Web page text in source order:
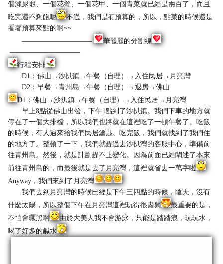
個瀨尿蝦、一個花蟹、一個花甲、一個青菜就已經是兩百了，而且
吃完還不夠飽呢
不過，我們是有預算的，所以，點菜的時候還是
看著預算來點的啊~~
——————————
華麗麗的分割線
——————————
行程安排
D1：佛山→沙扒鎮→午餐（自理）→入住民居→月亮灣
D2：早餐→青州島→午餐（自理）→退房→佛山
D1：佛山→沙扒鎮→午餐（自理）→入住民居→月亮灣
早上8點從佛山出發，下午1點到了沙扒鎮。我們下車的地方就
停在了一個大排檔，所以我們也將就在這裡吃了一頓午餐了。吃飯
的時候，有人過來給我們民居鑰匙。吃完飯，我們就找到了我們住
的地方了。整頓了一下，我們就趕過去沙扒灣的客服中心，準備前
往青州島。然後，就是計劃趕不上變化。因為前面已經闡述了本來
前往青州島的，而最後就是去了月亮灣，這裡就省去一萬字啦
Anyway，我們來到了月亮灣
我們去到月亮灣的時候已經是下午三四點的時候，陰天，沒有
什麼太陽，所以整個下午在月亮灣這裡玩得很盡興
最重要的是，
不怕會曬黑啊
由於大美人我不會游泳，只能是踏踏浪，玩玩水，
喝了好多的鹹水